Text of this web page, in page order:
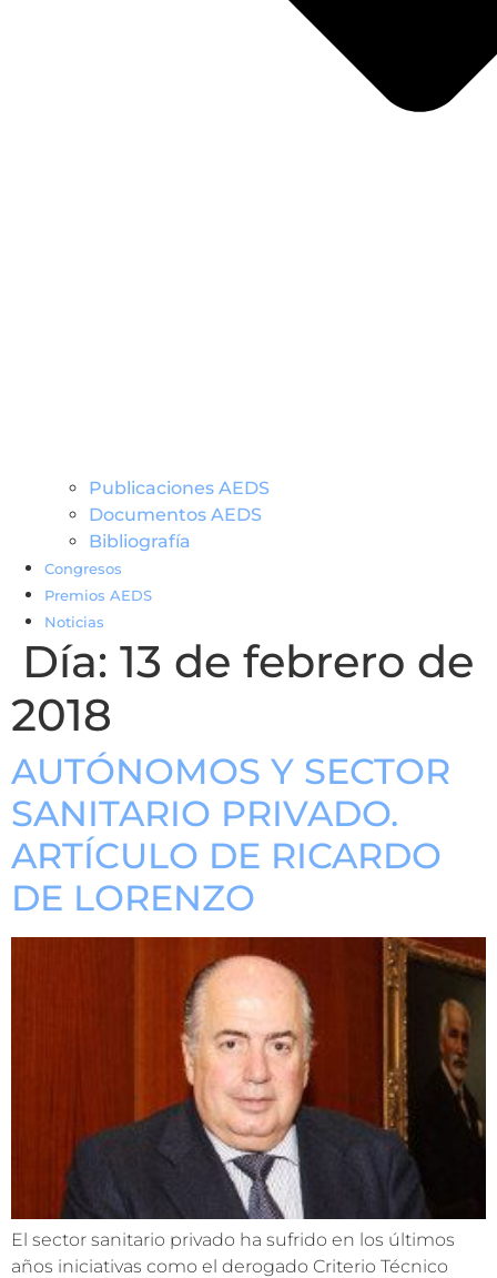
Publicaciones AEDS
Documentos AEDS
Bibliografía
Congresos
Premios AEDS
Noticias
Día: 13 de febrero de
2018
AUTÓNOMOS Y SECTOR
SANITARIO PRIVADO.
ARTÍCULO DE RICARDO
DE LORENZO
El sector sanitario privado ha sufrido en los últimos
años iniciativas como el derogado Criterio Técnico